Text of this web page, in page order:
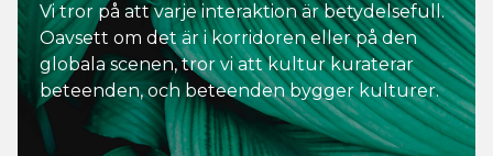
Vi tror på att varje interaktion är betydelsefull.
Oavsett om det är i korridoren eller på den
globala scenen, tror vi att kultur kuraterar
beteenden, och beteenden bygger kulturer.